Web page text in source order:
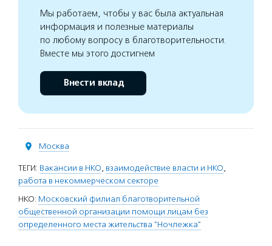
Мы работаем, чтобы у вас была актуальная
информация и полезные материалы
по любому вопросу в благотворительности.
Вместе мы этого достигнем
Внести вклад
Москва
ТЕГИ: Вакансии в НКО, взаимодействие власти и НКО,
работа в некоммерческом секторе
НКО: Московский филиал благотворительной
общественной организации помощи лицам без
определенного места жительства "Ночлежка"